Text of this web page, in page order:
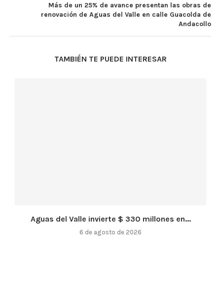
Más de un 25% de avance presentan las obras de
renovación de Aguas del Valle en calle Guacolda de
Andacollo
TAMBIÉN TE PUEDE INTERESAR
Aguas del Valle invierte $ 330 millones en...
6 de agosto de 2026